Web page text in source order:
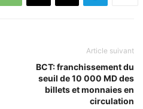
Article suivant
BCT: franchissement du
seuil de 10 000 MD des
billets et monnaies en
circulation